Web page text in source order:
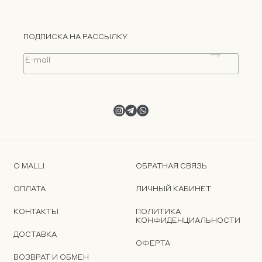
О MALLI
ОПЛАТА
КОНТАКТЫ
ДОСТАВКА
ВОЗВРАТ И ОБМЕН
ОБРАТНАЯ СВЯЗЬ
ЛИЧНЫЙ КАБИНЕТ
ПОЛИТИКА
КОНФИДЕНЦИАЛЬНОСТИ
ОФЕРТА
ПОДПИСКА НА РАССЫЛКУ